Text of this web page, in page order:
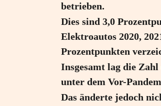
betrieben.
Dies sind 3,0
Elektroautos 2020,
Prozentpunkten
Insgesamt lag die
unter dem Vor-
Das änderte jedoch